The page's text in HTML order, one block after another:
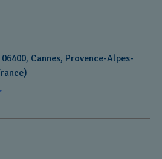
Cannes, Provence-Alpes-